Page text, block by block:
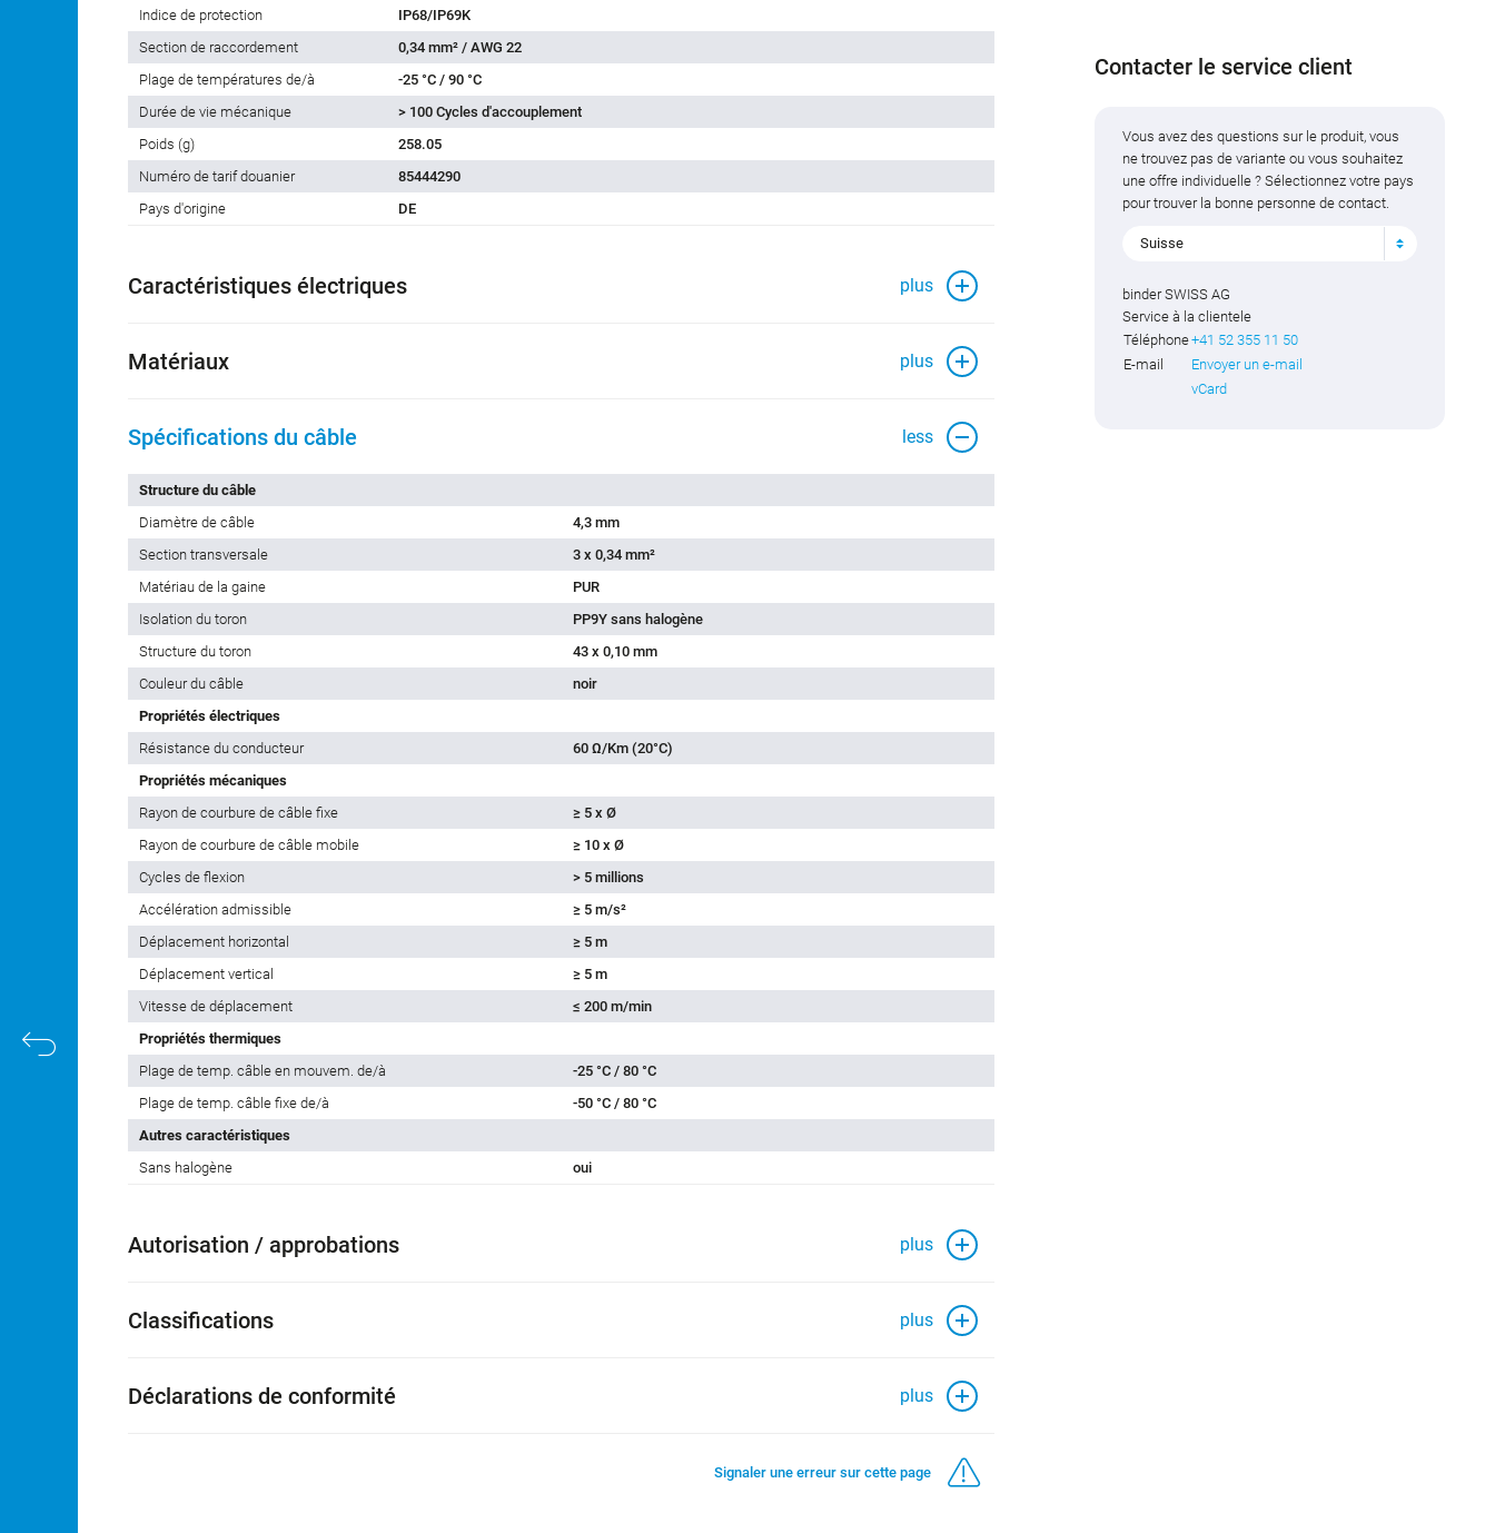
Indice de protection
IP68/IP69K
Section de raccordement
0,34 mm² / AWG 22
Plage de températures de/à
-25 °C / 90 °C
Durée de vie mécanique
> 100 Cycles d'accouplement
Poids (g)
258.05
Numéro de tarif douanier
85444290
Pays d'origine
DE
Caractéristiques électriques plus
Matériaux plus
Spécifications du câble less
Structure du câble
Diamètre de câble
4,3 mm
Section transversale
3 x 0,34 mm²
Matériau de la gaine
PUR
Isolation du toron
PP9Y sans halogène
Structure du toron
43 x 0,10 mm
Couleur du câble
noir
Propriétés électriques
Résistance du conducteur
60 Ω/Km (20°C)
Propriétés mécaniques
Rayon de courbure de câble fixe
≥ 5 x Ø
Rayon de courbure de câble mobile
≥ 10 x Ø
Cycles de flexion
> 5 millions
Accélération admissible
≥ 5 m/s²
Déplacement horizontal
≥ 5 m
Déplacement vertical
≥ 5 m
Vitesse de déplacement
≤ 200 m/min
Propriétés thermiques
Plage de temp. câble en mouvem. de/à
-25 °C / 80 °C
Plage de temp. câble fixe de/à
-50 °C / 80 °C
Autres caractéristiques
Sans halogène
oui
Autorisation / approbations plus
Classifications plus
Déclarations de conformité plus
Signaler une erreur sur cette page
Contacter le service client
Vous avez des questions sur le produit, vous
ne trouvez pas de variante ou vous souhaitez
une offre individuelle ? Sélectionnez votre pays
pour trouver la bonne personne de contact.
Suisse
binder SWISS AG
Service à la clientele
Téléphone+41 52 355 11 50
E-mail
Envoyer un e-mail
vCard